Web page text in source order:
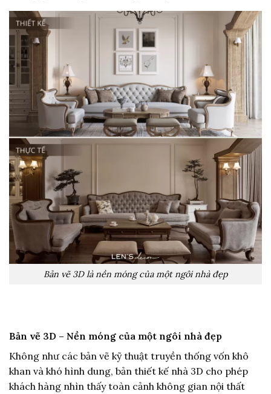
Bản vẽ 3D là nền móng của một ngôi nhà đẹp
Bản vẽ 3D – Nền móng của một ngôi nhà đẹp
Không như các bản vẽ kỹ thuật truyền thống vốn khô
khan và khó hình dung, bản thiết kế nhà 3D cho phép
khách hàng nhìn thấy toàn cảnh không gian nội thất